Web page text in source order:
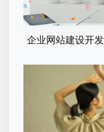
企业网站建设开
的基本资料